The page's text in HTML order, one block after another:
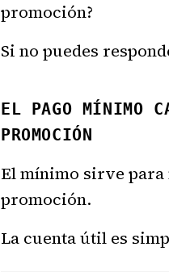
promoción?
Si no puedes
EL PAGO MÍNIMO
PROMOCIÓN
El mínimo sirve
promoción.
La cuenta útil es